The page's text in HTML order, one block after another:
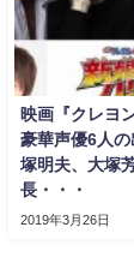
映画『クレヨ
豪華声優6人
塚明夫、大塚
長・・・
2019年3月26日